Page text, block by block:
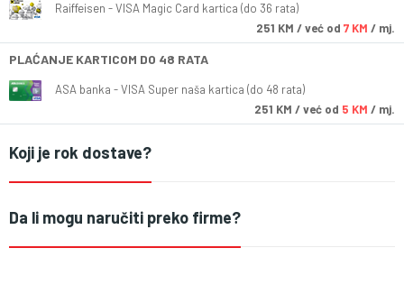
Raiffeisen - VISA Magic Card kartica (do 36 rata)
251 KM / već od 7 KM / mj.
PLAĆANJE KARTICOM DO 48 RATA
ASA banka - VISA Super naša kartica (do 48 rata)
251 KM / već od 5 KM / mj.
Koji je rok dostave?
Da li mogu naručiti preko firme?